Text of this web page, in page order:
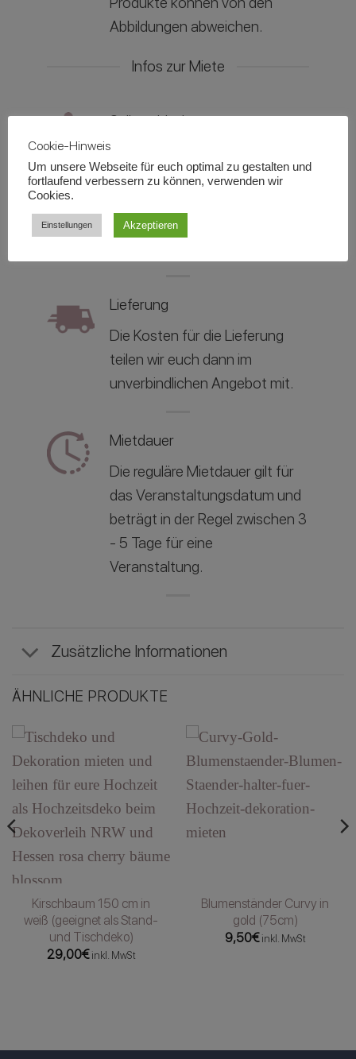
Abbildungen abweichen.
Infos zur Miete
Selbstabholung
Ihr könnt die Artikel kostenfrei
bei uns vor Ort in
Behaim-Str. 17, 63263 Neu-
Lieferung
Die Kosten für die Lieferung
teilen wir euch dann im
unverbindlichen Angebot mit.
Mietdauer
Die reguläre Mietdauer gilt für
das Veranstaltungsdatum und
beträgt in der Regel zwischen 3
- 5 Tage für eine
Veranstaltung.
Zusätzliche Informationen
ÄHNLICHE PRODUKTE
Kirschbaum 150 cm in
weiß (geeignet als Stand-
und Tischdeko)
29,00€ inkl. MwSt
Blumenständer Curvy in
gold (75cm)
9,50€ inkl. MwSt
Cookie-Hinweis
Um unsere Webseite für euch optimal zu gestalten und
fortlaufend verbessern zu können, verwenden wir
Cookies.
Einstellungen Akzeptieren